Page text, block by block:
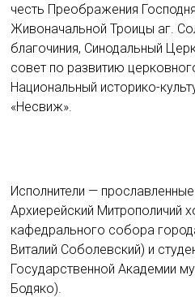
честь Преображения
Живоначальной Троицы аг.
благочиния, Синодальный
совет по развитию
Национальный историко-
«Несвиж».
Исполнители —
Архиерейский Митрополичий
кафедрального собора
Виталий Соболевский) и
Государственной Академии
Бодяко).